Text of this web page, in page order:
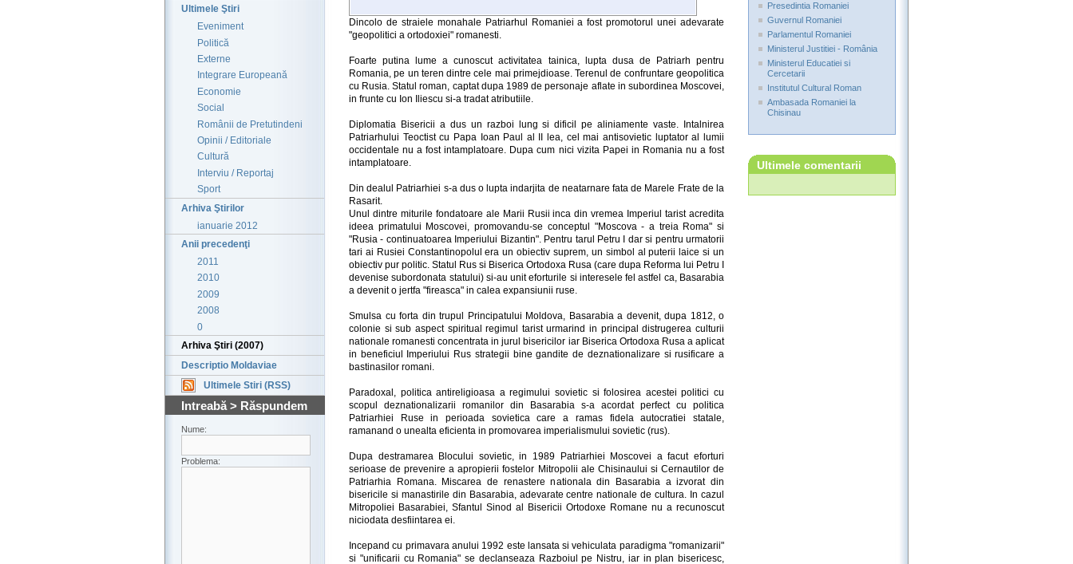
Ultimele Ştiri
Eveniment
Politică
Externe
Integrare Europeană
Economie
Social
Românii de Pretutindeni
Opinii / Editoriale
Cultură
Interviu / Reportaj
Sport
Arhiva Ştirilor
ianuarie 2012
Anii precedenţi
2011
2010
2009
2008
0
Arhiva Ştiri (2007)
Descriptio Moldaviae
Ultimele Stiri (RSS)
Intreabă > Răspundem
Nume:
Problema:
Dincolo de straiele monahale Patriarhul Romaniei a fost promotorul unei adevarate
"geopolitici a ortodoxiei" romanesti.
Foarte putina lume a cunoscut activitatea tainica, lupta dusa de Patriarh pentru
Romania, pe un teren dintre cele mai primejdioase. Terenul de confruntare geopolitica
cu Rusia. Statul roman, captat dupa 1989 de personaje aflate in subordinea Moscovei,
in frunte cu Ion Iliescu si-a tradat atributiile.
Diplomatia Bisericii a dus un razboi lung si dificil pe aliniamente vaste. Intalnirea
Patriarhului Teoctist cu Papa Ioan Paul al II lea, cel mai antisovietic luptator al lumii
occidentale nu a fost intamplatoare. Dupa cum nici vizita Papei in Romania nu a fost
intamplatoare.
Din dealul Patriarhiei s-a dus o lupta indarjita de neatarnare fata de Marele Frate de la
Rasarit.
Unul dintre miturile fondatoare ale Marii Rusii inca din vremea Imperiul tarist acredita
ideea primatului Moscovei, promovandu-se conceptul "Moscova - a treia Roma" si
"Rusia - continuatoarea Imperiului Bizantin". Pentru tarul Petru I dar si pentru urmatorii
tari ai Rusiei Constantinopolul era un obiectiv suprem, un simbol al puterii laice si un
obiectiv pur politic. Statul Rus si Biserica Ortodoxa Rusa (care dupa Reforma lui Petru I
devenise subordonata statului) si-au unit eforturile si interesele fel astfel ca, Basarabia
a devenit o jertfa "fireasca" in calea expansiunii ruse.
Smulsa cu forta din trupul Principatului Moldova, Basarabia a devenit, dupa 1812, o
colonie si sub aspect spiritual regimul tarist urmarind in principal distrugerea culturii
nationale romanesti concentrata in jurul bisericilor iar Biserica Ortodoxa Rusa a aplicat
in beneficiul Imperiului Rus strategii bine gandite de deznationalizare si rusificare a
bastinasilor romani.
Paradoxal, politica antireligioasa a regimului sovietic si folosirea acestei politici cu
scopul deznationalizarii romanilor din Basarabia s-a acordat perfect cu politica
Patriarhiei Ruse in perioada sovietica care a ramas fidela autocratiei statale,
ramanand o unealta eficienta in promovarea imperialismului sovietic (rus).
Dupa destramarea Blocului sovietic, in 1989 Patriarhiei Moscovei a facut eforturi
serioase de prevenire a apropierii fostelor Mitropolii ale Chisinaului si Cernautilor de
Patriarhia Romana. Miscarea de renastere nationala din Basarabia a izvorat din
bisericile si manastirile din Basarabia, adevarate centre nationale de cultura. In cazul
Mitropoliei Basarabiei, Sfantul Sinod al Bisericii Ortodoxe Romane nu a recunoscut
niciodata desfiintarea ei.
Incepand cu primavara anului 1992 este lansata si vehiculata paradigma "romanizarii"
si "unificarii cu Romania" se declanseaza Razboiul pe Nistru, iar in plan bisericesc,
Presedintia Romaniei
Guvernul Romaniei
Parlamentul Romaniei
Ministerul Justitiei - România
Ministerul Educatiei si
Cercetarii
Institutul Cultural Roman
Ambasada Romaniei la
Chisinau
Ultimele comentarii